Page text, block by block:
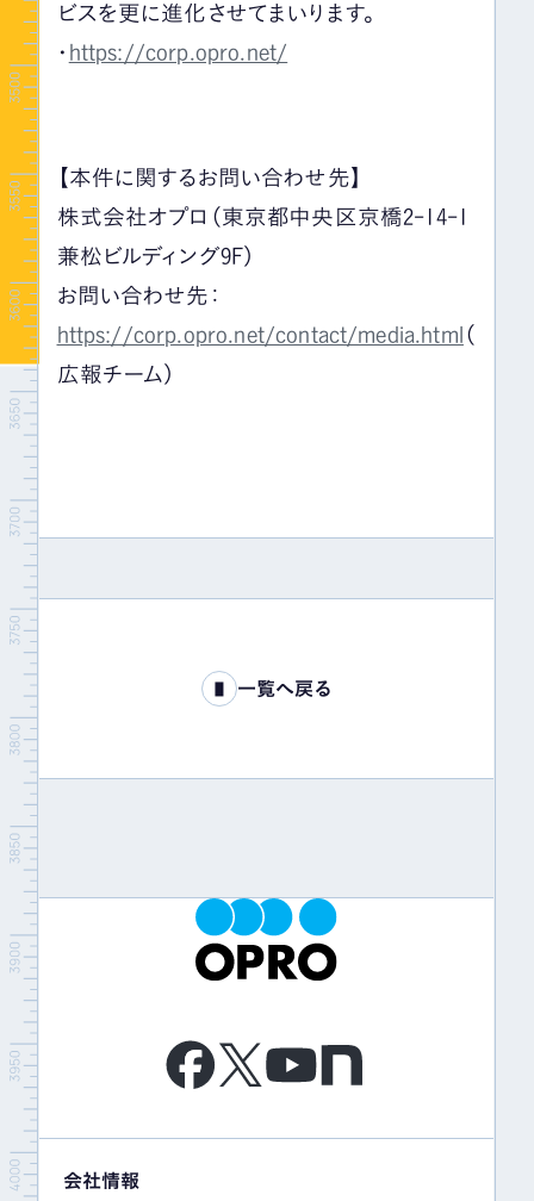
ビスを更に進化させてまいります。
・ https://corp.opro.net/
【本件に関するお問い合わせ先】
株式会社オプロ（東京都中央区京橋2-14-1
兼松ビルディング9F）
お問い合わせ先：
https://corp.opro.net/contact/media.html （
広報チーム）
一覧へ戻る
会社情報